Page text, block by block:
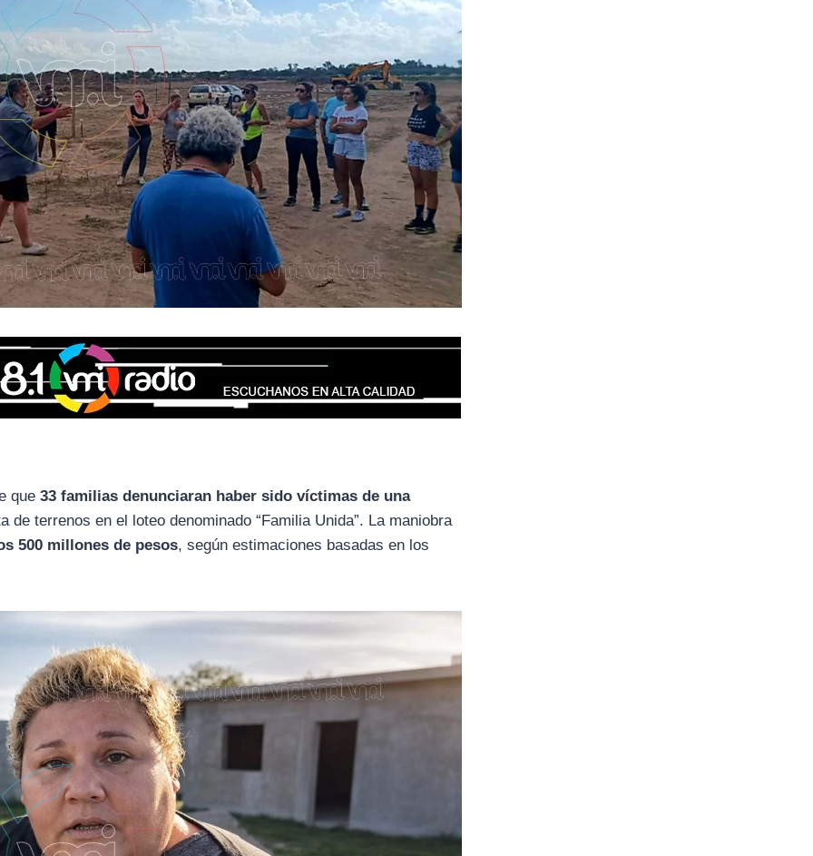
que33 familias denunciaran haber sido víctimas de una
de terrenos en el loteo denominado “Familia Unida”. La maniobra
500 millones de pesos, según estimaciones basadas en los